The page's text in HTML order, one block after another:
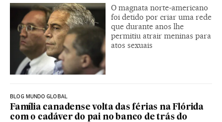
O magnata norte-americano
foi detido por criar uma rede
que durante anos lhe
permitiu atrair meninas para
atos sexuais
BLOG MUNDO GLOBAL
Família canadense volta das férias na Flórida
com o cadáver do pai no banco de trás do